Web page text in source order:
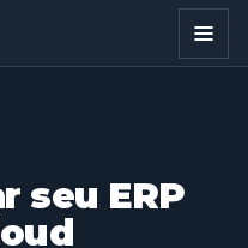
seu ERP